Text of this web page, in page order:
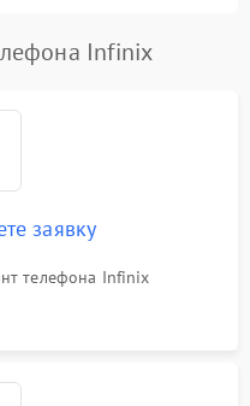
Infinix
заявку
телефона Infinix